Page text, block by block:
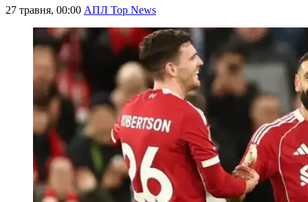
27 травня, 00:00 АПЛ Top News